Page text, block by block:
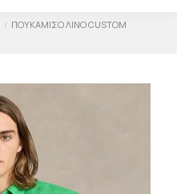
ΠΟΥΚΑΜΙΣΟ ΛΙΝΟ CUSTOM